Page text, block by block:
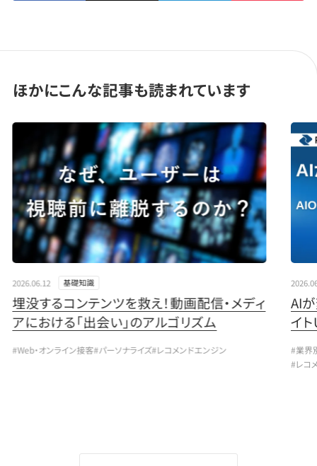
ほかにこんな記事も読まれています
" loading="lazy">
2026.06.12 基礎知識
埋没するコンテンツを救え！動画配信・メディ
アにおける「出会い」のアルゴリズム
#Web・オンライン接客#パーソナライズ#レコメンドエンジン
"
AI
イ
#業界
#レコ